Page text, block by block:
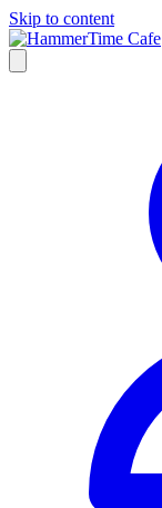
Skip to content